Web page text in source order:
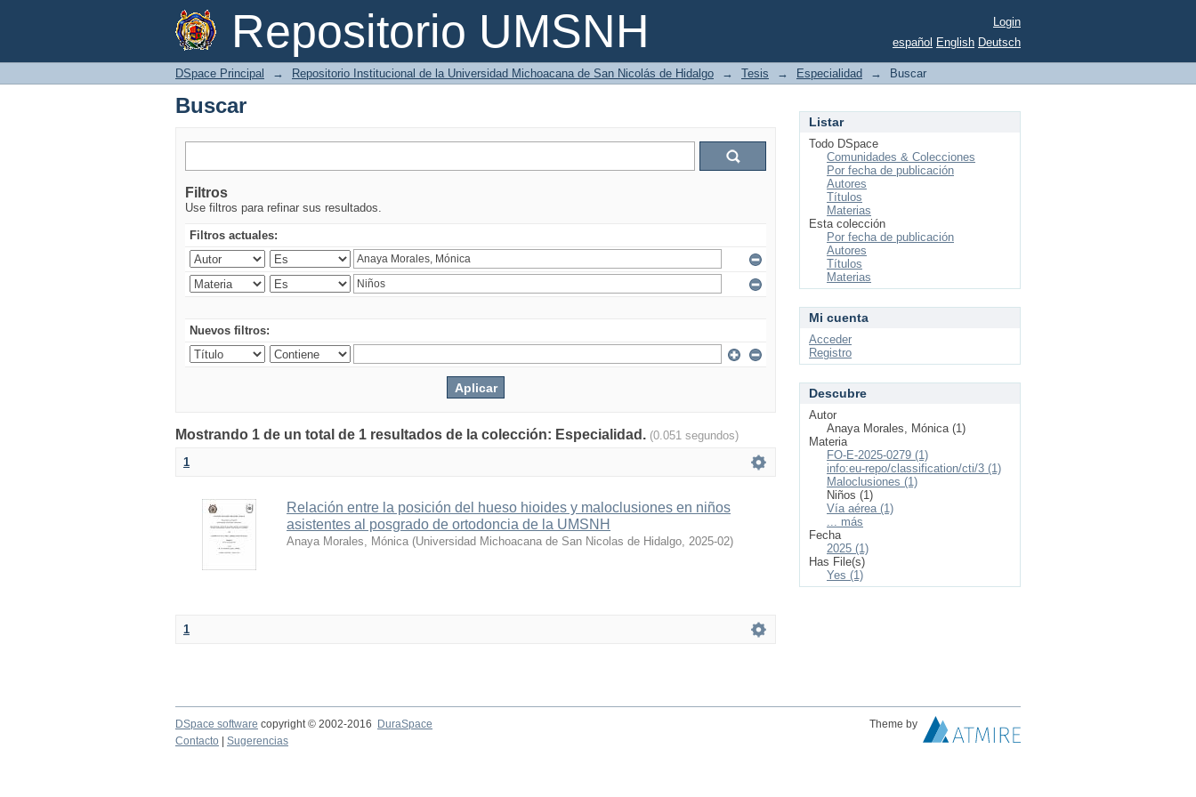
Repositorio UMSNH
Buscar
Login
español English Deutsch
DSpace Principal → Repositorio Institucional de la Universidad Michoacana de San Nicolás de Hidalgo → Tesis → Especialidad → Buscar
Buscar
Filtros
Use filtros para refinar sus resultados.
Filtros actuales:
Nuevos filtros:
Mostrando 1 de un total de 1 resultados de la colección: Especialidad. (0.051 segundos)
1
Relación entre la posición del hueso hioides y maloclusiones en niños
asistentes al posgrado de ortodoncia de la UMSNH
Anaya Morales, Mónica (Universidad Michoacana de San Nicolas de Hidalgo, 2025-02)
1
Listar
Todo DSpace
Comunidades & Colecciones
Por fecha de publicación
Autores
Títulos
Materias
Esta colección
Por fecha de publicación
Autores
Títulos
Materias
Mi cuenta
Acceder
Registro
Descubre
Autor
Anaya Morales, Mónica (1)
Materia
FO-E-2025-0279 (1)
info:eu-repo/classification/cti/3 (1)
Maloclusiones (1)
Niños (1)
Vía aérea (1)
... más
Fecha
2025 (1)
Has File(s)
Yes (1)
DSpace software copyright © 2002-2016 DuraSpace
Theme by
Contacto
Sugerencias